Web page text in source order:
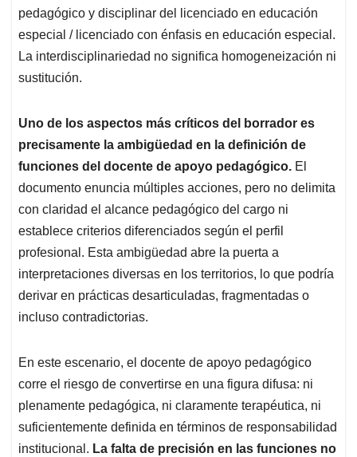
pedagógico y disciplinar del licenciado en educación
especial / licenciado con énfasis en educación especial.
La interdisciplinariedad no significa homogeneización ni
sustitución.
Uno de los aspectos más críticos del borrador es
precisamente la ambigüedad en la definición de
funciones del docente de apoyo pedagógico. El
documento enuncia múltiples acciones, pero no delimita
con claridad el alcance pedagógico del cargo ni
establece criterios diferenciados según el perfil
profesional. Esta ambigüedad abre la puerta a
interpretaciones diversas en los territorios, lo que podría
derivar en prácticas desarticuladas, fragmentadas o
incluso contradictorias.
En este escenario, el docente de apoyo pedagógico
corre el riesgo de convertirse en una figura difusa: ni
plenamente pedagógica, ni claramente terapéutica, ni
suficientemente definida en términos de responsabilidad
institucional. La falta de precisión en las funciones no